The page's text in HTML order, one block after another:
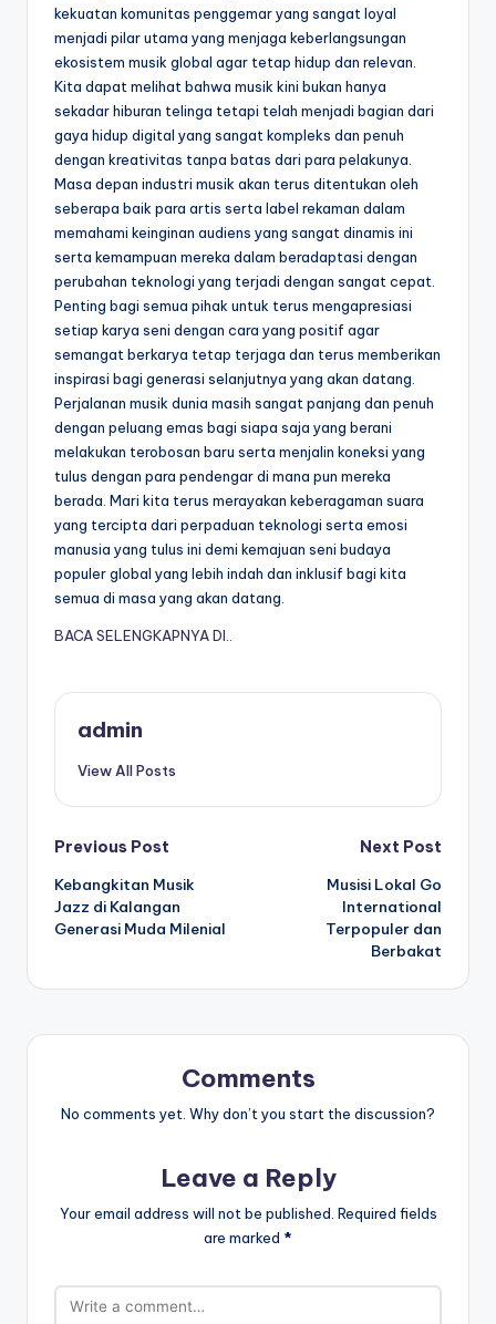
kekuatan komunitas penggemar yang sangat loyal
menjadi pilar utama yang menjaga keberlangsungan
ekosistem musik global agar tetap hidup dan relevan.
Kita dapat melihat bahwa musik kini bukan hanya
sekadar hiburan telinga tetapi telah menjadi bagian dari
gaya hidup digital yang sangat kompleks dan penuh
dengan kreativitas tanpa batas dari para pelakunya.
Masa depan industri musik akan terus ditentukan oleh
seberapa baik para artis serta label rekaman dalam
memahami keinginan audiens yang sangat dinamis ini
serta kemampuan mereka dalam beradaptasi dengan
perubahan teknologi yang terjadi dengan sangat cepat.
Penting bagi semua pihak untuk terus mengapresiasi
setiap karya seni dengan cara yang positif agar
semangat berkarya tetap terjaga dan terus memberikan
inspirasi bagi generasi selanjutnya yang akan datang.
Perjalanan musik dunia masih sangat panjang dan penuh
dengan peluang emas bagi siapa saja yang berani
melakukan terobosan baru serta menjalin koneksi yang
tulus dengan para pendengar di mana pun mereka
berada. Mari kita terus merayakan keberagaman suara
yang tercipta dari perpaduan teknologi serta emosi
manusia yang tulus ini demi kemajuan seni budaya
populer global yang lebih indah dan inklusif bagi kita
semua di masa yang akan datang.
BACA SELENGKAPNYA DI..
admin
View All Posts
Post
navigation
Previous Post
Kebangkitan Musik
Jazz di Kalangan
Generasi Muda Milenial
Next Post
Musisi Lokal Go
International
Terpopuler dan
Berbakat
Comments
No comments yet. Why don’t you start the discussion?
Leave a Reply
Your email address will not be published. Required fields
are marked *